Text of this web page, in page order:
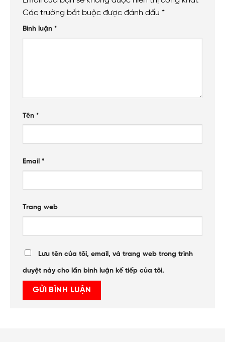
Các trường bắt buộc được đánh dấu *
Bình luận *
Tên *
Email *
Trang web
Lưu tên của tôi, email, và trang web trong trình
duyệt này cho lần bình luận kế tiếp của tôi.